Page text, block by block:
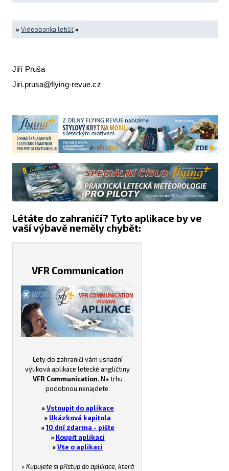
» Videobanka letišť»
Jiří Pruša
Jiri.prusa@flying-revue.cz
Létáte do zahraničí? Tyto aplikace by ve
vaší výbavě neměly chybět:
VFR Communication
Lety do zahraničí vám usnadní
výuková aplikace letecké angličtiny
VFR Communication. Na trhu
podobnou nenajdete.
» Vstoupit do aplikace
» Ukázková kapitola
»10 dní zdarma - pište
» Koupit aplikaci
»Vše o aplikaci
» Kupujete si přístup do aplikace, která